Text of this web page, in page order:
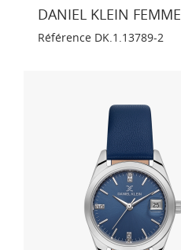
DANIEL KLEIN FEMME
Référence DK.1.13789-2